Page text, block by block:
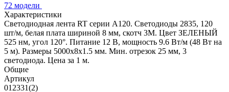
72 модели
Характеристики
Светодиодная лента RT серии A120. Светодиоды 2835, 120
шт/м, белая плата шириной 8 мм, скотч 3M. Цвет ЗЕЛЕНЫЙ
525 нм, угол 120°. Питание 12 В, мощность 9.6 Вт/м (48 Вт на
5 м). Размеры 5000x8x1.5 мм. Мин. отрезок 25 мм, 3
светодиода. Цена за 1 м.
Общие
Артикул
012331(2)